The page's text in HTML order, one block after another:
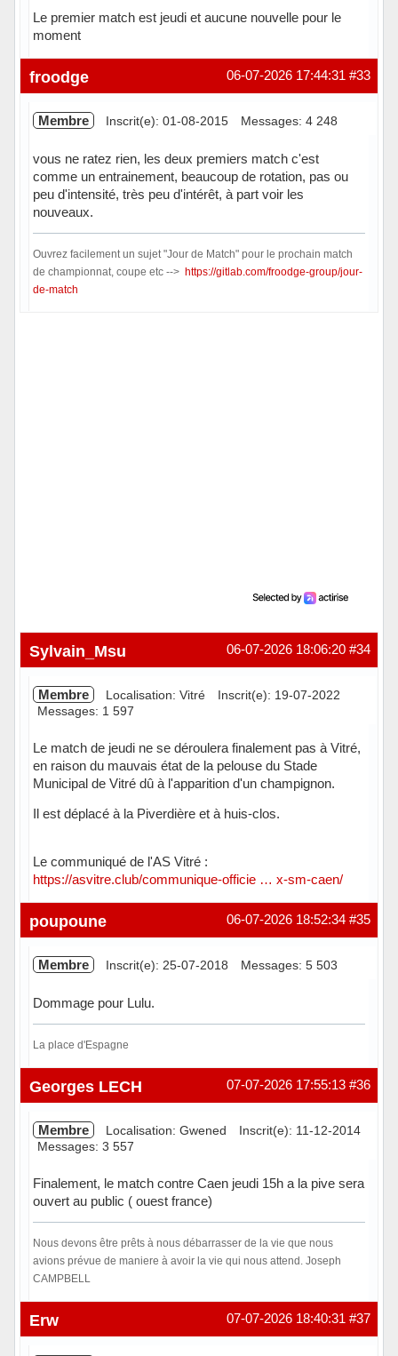
Le premier match est jeudi et aucune nouvelle pour le
moment
Hors ligne #33
06-07-2026 17:44:31
froodge
Membre Inscrit(e): 01-08-2015 Messages: 4 248
vous ne ratez rien, les deux premiers match c'est
comme un entrainement, beaucoup de rotation, pas ou
peu d'intensité, très peu d'intérêt, à part voir les
nouveaux.
Ouvrez facilement un sujet "Jour de Match" pour le prochain match
de championnat, coupe etc --> https://gitlab.com/froodge-group/jour-
de-match
#34
06-07-2026 18:06:20
Sylvain_Msu
Membre Localisation: Vitré
Inscrit(e): 19-07-2022
Messages: 1 597
Le match de jeudi ne se déroulera finalement pas à Vitré,
en raison du mauvais état de la pelouse du Stade
Municipal de Vitré dû à l'apparition d'un champignon.
Il est déplacé à la Piverdière et à huis-clos.
Le communiqué de l'AS Vitré :
https://asvitre.club/communique-officie … x-sm-caen/
Hors ligne #35
06-07-2026 18:52:34
poupoune
Membre Inscrit(e): 25-07-2018 Messages: 5 503
Dommage pour Lulu.
La place d'Espagne
Hors ligne #36
07-07-2026 17:55:13
Georges LECH
Membre Localisation: Gwened
Inscrit(e): 11-12-2014
Messages: 3 557
Finalement, le match contre Caen jeudi 15h a la pive sera
ouvert au public ( ouest france)
Nous devons être prêts à nous débarrasser de la vie que nous
avions prévue de maniere à avoir la vie qui nous attend. Joseph
CAMPBELL
Hors ligne #37
07-07-2026 18:40:31
Erw